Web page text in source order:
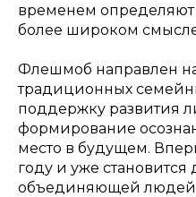
временем определяют
более широком
Флешмоб направлен
традиционных
поддержку развития
формирование
место в будущем.
году и уже
объединяющей людей